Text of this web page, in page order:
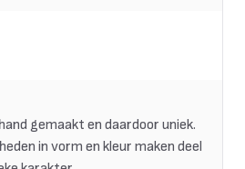
gemaakt en daardoor uniek.
in vorm en kleur maken deel